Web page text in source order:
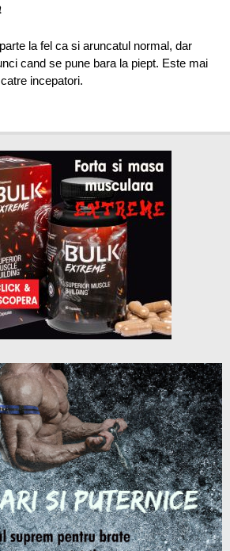
la fel ca si aruncatul normal, dar
cand se pune bara la piept. Este mai
incepatori.